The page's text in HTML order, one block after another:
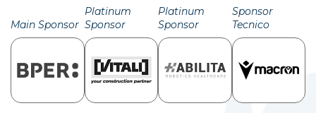
Main Sponsor
Platinum
Sponsor
Platinum
Sponsor
Sponsor
Tecnico